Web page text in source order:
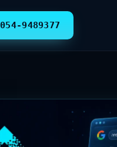
054-9489377